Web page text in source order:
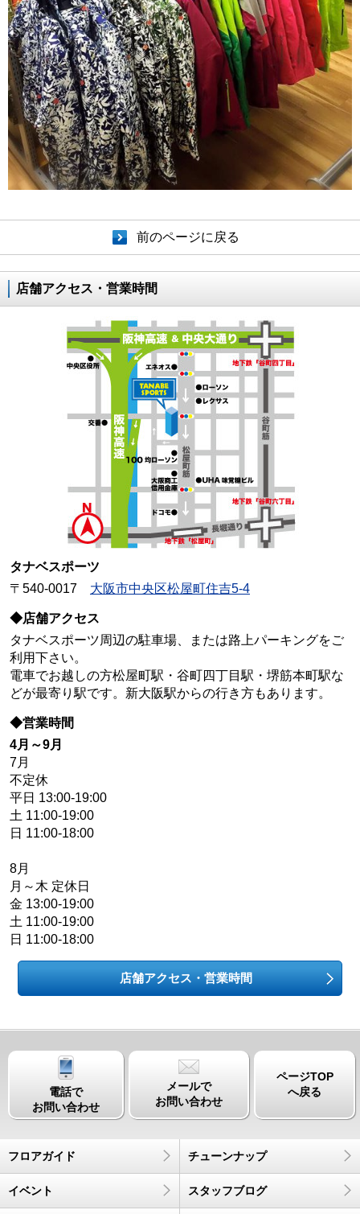
前のページに戻る
店舗アクセス・営業時間
タナベスポーツ
〒540-0017 大阪市中央区松屋町住吉5-4
◆店舗アクセス
タナベスポーツ周辺の駐車場、または路上パーキングをご
利用下さい。
電車でお越しの方松屋町駅・谷町四丁目駅・堺筋本町駅な
どが最寄り駅です。新大阪駅からの行き方もあります。
◆営業時間
4月～9月
7月
不定休
平日 13:00-19:00
土 11:00-19:00
日 11:00-18:00
8月
月～木 定休日
金 13:00-19:00
土 11:00-19:00
日 11:00-18:00
店舗アクセス・営業時間
電話で
お問い合わせ
メールで
お問い合わせ
ページTOP
へ戻る
フロアガイド チューンナップ
イベント スタッフブログ